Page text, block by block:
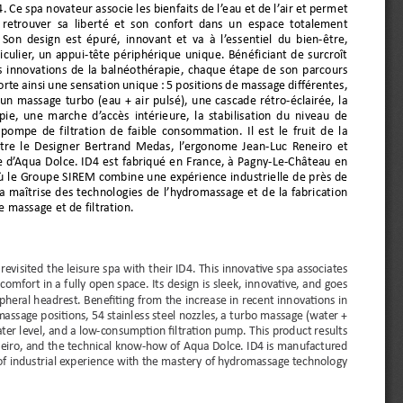
Ce spa novateur associe les bienfaits de l’eau et de l’air et permet
retrouver  sa  liberté  et  son  confort  dans  un  espace  totalement
design est épuré, innovant et va à l’essentiel du bien-être,
un appui-tête périphérique unique. Bénéficiant de surcroît
innovations de la balnéothérapie, chaque étape de son parcours
ainsi une sensation unique : 5 positions de massage différentes,
massage turbo (eau + air pulsé), une cascade rétro-éclairée, la
une marche d’accès intérieure, la stabilisation du niveau de
pompe de filtration de faible consommation. Il est le fruit de la
le Designer Bertrand Medas, l’ergonome Jean-Luc Reneiro et
d’Aqua Dolce. ID4 est fabriqué en France, à Pagny-Le-Château en
le Groupe SIREM combine une expérience industrielle de près de
maîtrise des technologies de l’hydromassage et de la fabrication
massage et de filtration.
the leisure spa with their ID4. This innovative spa associates
in a fully open space. Its design is sleek, innovative, and goes
headrest. Benefiting from the increase in recent innovations in
positions, 54 stainless steel nozzles, a turbo massage (water +
level, and a low-consumption filtration pump. This product results
and the technical know-how of Aqua Dolce. ID4 is manufactured
industrial experience with the mastery of hydromassage technology